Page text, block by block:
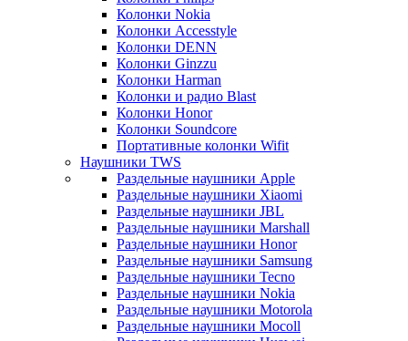
Колонки Nokia
Колонки Accesstyle
Колонки DENN
Колонки Ginzzu
Колонки Harman
Колонки и радио Blast
Колонки Honor
Колонки Soundcore
Портативные колонки Wifit
Наушники TWS
Раздельные наушники Apple
Раздельные наушники Xiaomi
Раздельные наушники JBL
Раздельные наушники Marshall
Раздельные наушники Honor
Раздельные наушники Samsung
Раздельные наушники Tecno
Раздельные наушники Nokia
Раздельные наушники Motorola
Раздельные наушники Mocoll